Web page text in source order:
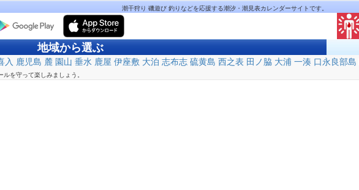
潮干狩り 磯遊び 釣りなどを応援する潮汐・潮見表カレンダーサイトです。
地域から選ぶ
入 鹿児島 麓 園山 垂水 鹿屋 伊座敷 大泊 志布志 硫黄島 西之表 田ノ脇 大浦 一湊 口永良部島
を守って楽しみましょう。